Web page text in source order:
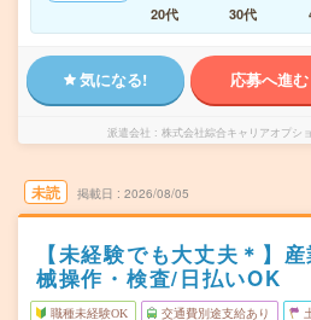
20代
30代
気になる! 応募へ進む
派遣会社 株式会社綜合キャリアオプシ
未読 掲載日 2026/08/05
【未経験でも大丈夫＊】
械操作・検査/日払いOK
職種未経験OK 交通費別途支給あり